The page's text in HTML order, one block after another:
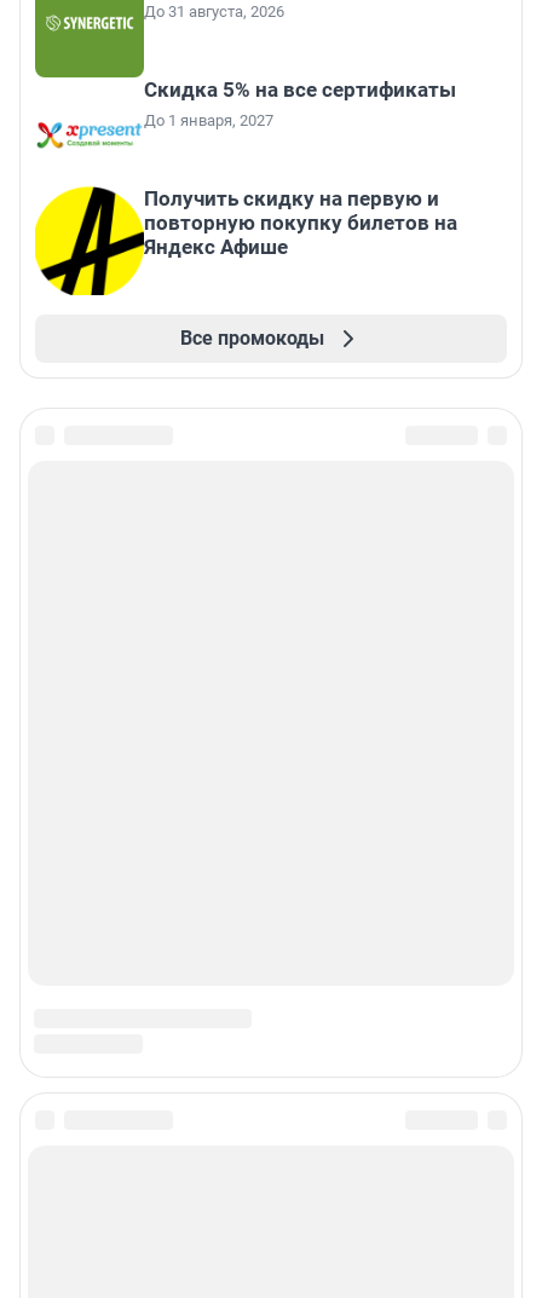
До 31 августа, 2026
Скидка 5% на все сертификаты
До 1 января, 2027
Получить скидку на первую и
повторную покупку билетов на
Яндекс Афише
Все промокоды